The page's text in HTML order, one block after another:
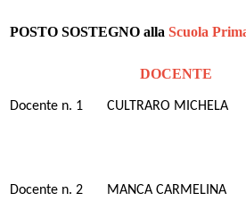
POSTO SOSTEGNO alla Scuola
DOCENTE
Docente n. 1 CULTRARO MICHELA
Docente n. 2 MANCA CARMELINA